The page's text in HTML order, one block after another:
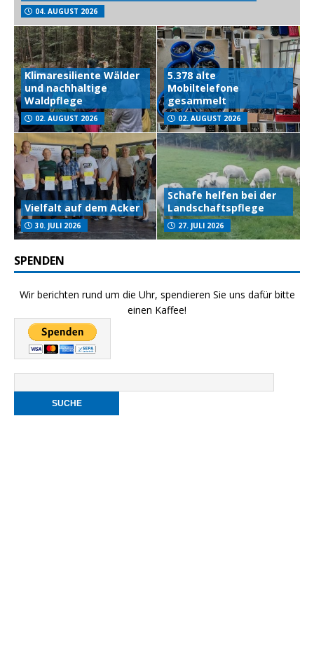
04. AUGUST 2026
Klimaresiliente Wälder
und nachhaltige
Waldpflege
02. AUGUST 2026
5.378 alte
Mobiltelefone
gesammelt
02. AUGUST 2026
Vielfalt auf dem Acker
30. JULI 2026
Schafe helfen bei der
Landschaftspflege
27. JULI 2026
SPENDEN
Wir berichten rund um die Uhr, spendieren Sie uns dafür bitte
einen Kaffee!